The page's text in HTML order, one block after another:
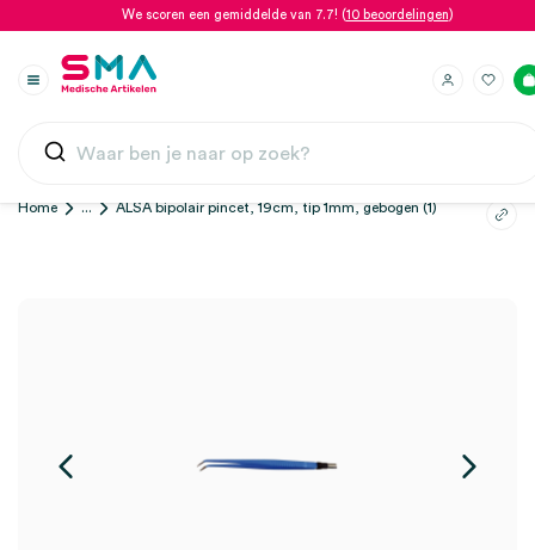
We scoren een gemiddelde van 7.7! (10 beoordelingen)
Home ... ALSA bipolair pincet, 19cm, tip 1mm, gebogen (1)